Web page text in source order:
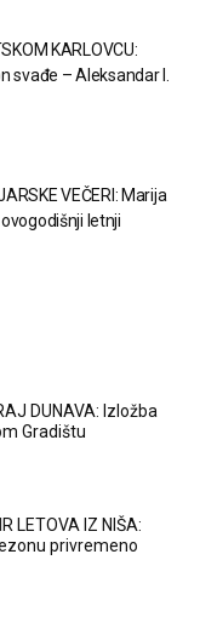
KARLOVCU:
svađe – Aleksandar I.
VEČERI: Marija
letnji
DUNAVA: Izložba
Gradištu
LETOVA IZ NIŠA:
privremeno